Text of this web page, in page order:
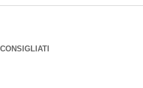
CONSIGLIATI